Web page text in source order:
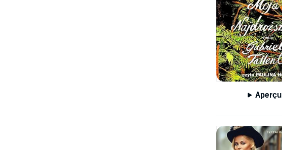
Aperçu